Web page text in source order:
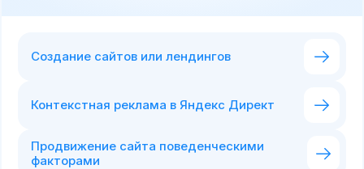
Создание сайтов или лендингов
Контекстная реклама в Яндекс Директ
Продвижение сайта поведенческими
факторами